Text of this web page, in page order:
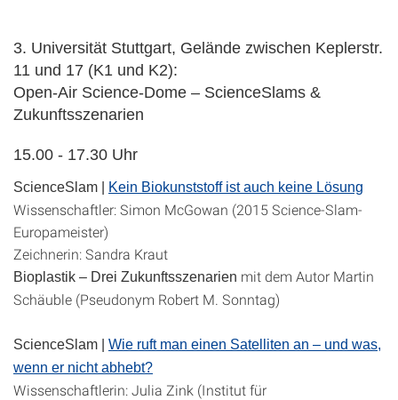
3. Universität Stuttgart, Gelände zwischen Keplerstr.
11 und 17 (K1 und K2):
Open-Air Science-Dome – ScienceSlams &
Zukunftsszenarien
15.00 - 17.30 Uhr
ScienceSlam | Kein Biokunststoff ist auch keine Lösung
Wissenschaftler: Simon McGowan (2015 Science-Slam-
Europameister)
Zeichnerin: Sandra Kraut
Bioplastik – Drei Zukunftsszenarien mit dem Autor Martin
Schäuble (Pseudonym Robert M. Sonntag)
ScienceSlam | Wie ruft man einen Satelliten an – und was,
wenn er nicht abhebt?
Wissenschaftlerin: Julia Zink (Institut für